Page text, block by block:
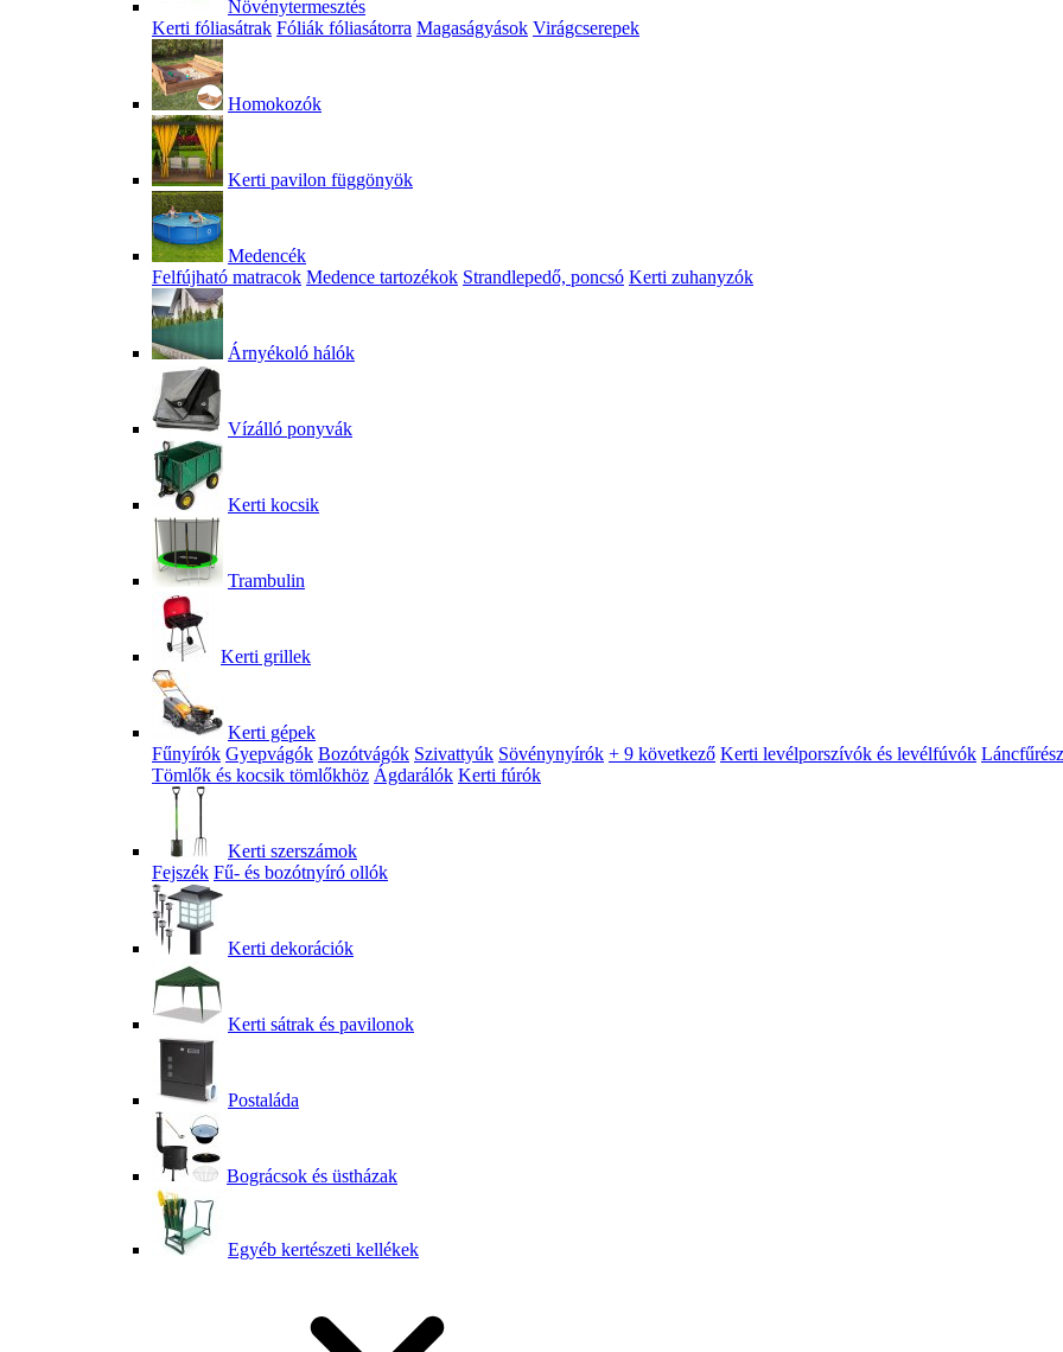
Növénytermesztés
Kerti fóliasátrak Fóliák fóliasátorra Magaságyások Virágcserepek
Homokozók
Kerti pavilon függönyök
Medencék
Felfújható matracok Medence tartozékok Strandlepedő, poncsó Kerti zuhanyzók
Árnyékoló hálók
Vízálló ponyvák
Kerti kocsik
Trambulin
Kerti grillek
Kerti gépek
Fűnyírók Gyepvágók Bozótvágók Szivattyúk Sövénynyírók + 9 következő Kerti levélporszívók és levélfúvók
Tömlők és kocsik tömlőkhöz Ágdarálók Kerti fúrók
Kerti szerszámok
Fejszék Fű- és bozótnyíró ollók
Kerti dekorációk
Kerti sátrak és pavilonok
Postaláda
Bográcsok és üstházak
Egyéb kertészeti kellékek